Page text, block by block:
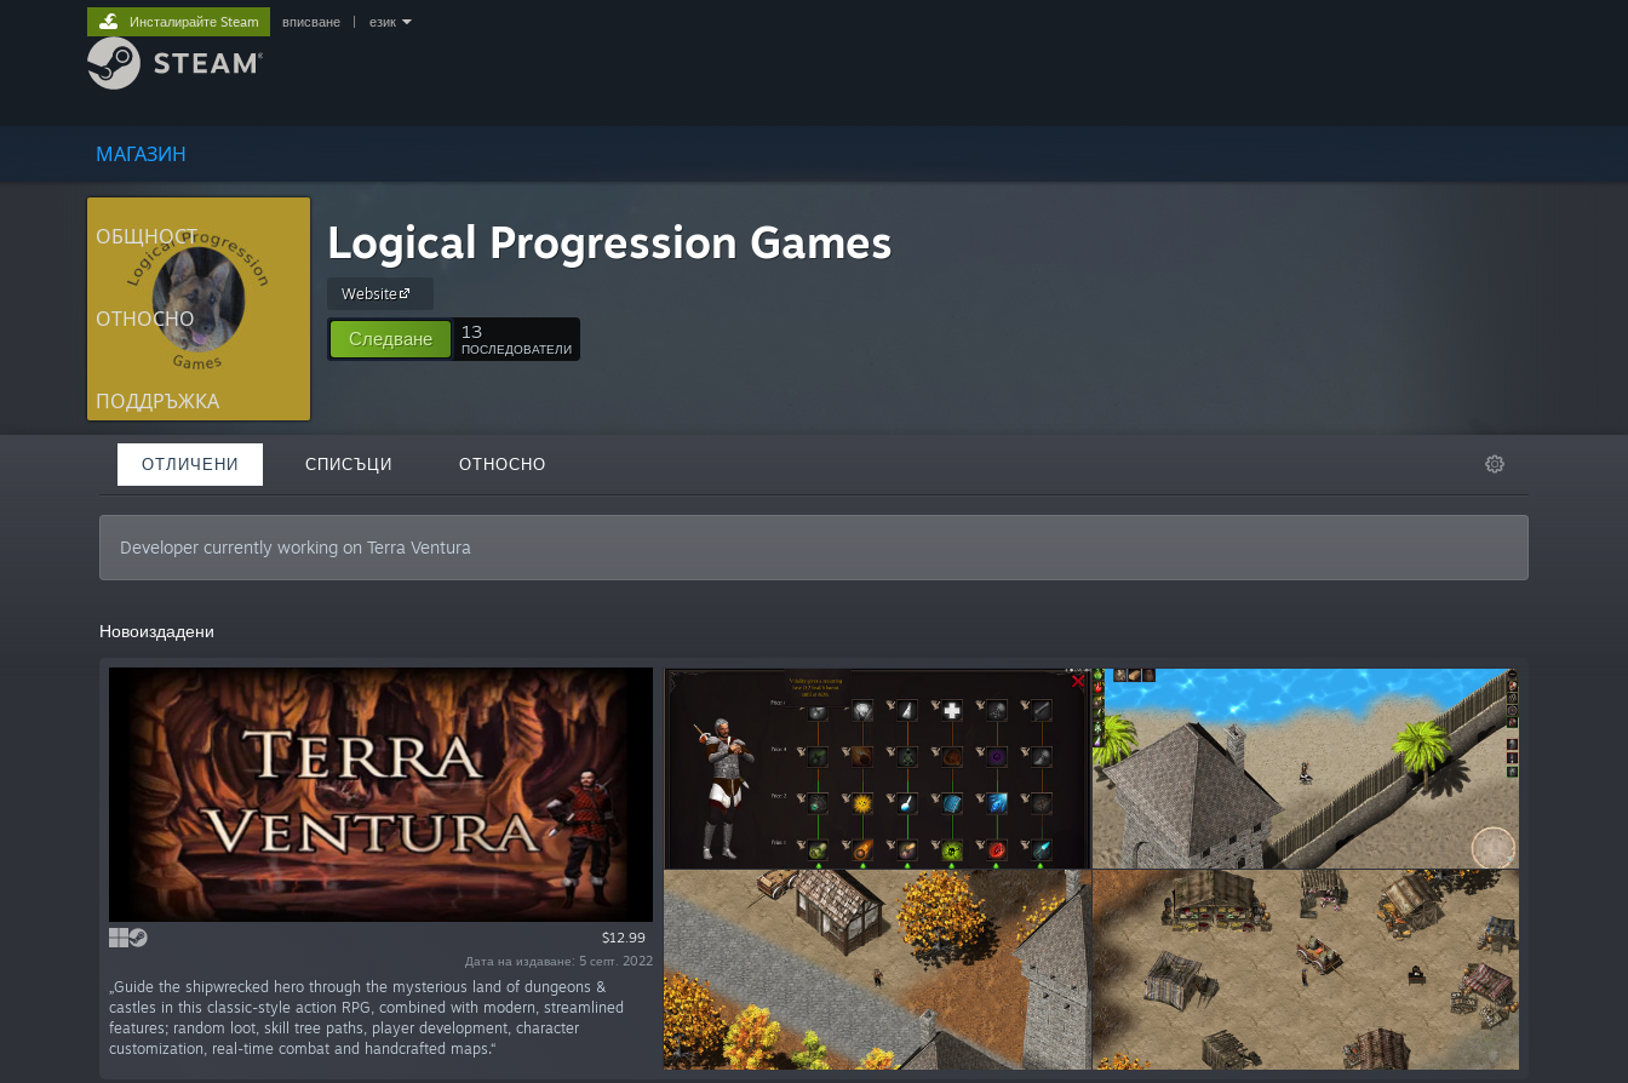
МАГАЗИН
ОБЩНОСТ
ОТНОСНО
ПОДДРЪЖКА
Инсталирайте Steam вписване език
Logical Progression Games
Website
Следване 13
ПОСЛЕДОВАТЕЛИ
ОТЛИЧЕНИ СПИСЪЦИ ОТНОСНО
Developer currently working on Terra Ventura
Новоиздадени
$12.99
Дата на издаване: 5 септ. 2022
„Guide the shipwrecked hero through the mysterious land of dungeons &
castles in this classic-style action RPG, combined with modern, streamlined
features; random loot, skill tree paths, player development, character
customization, real-time combat and handcrafted maps.“